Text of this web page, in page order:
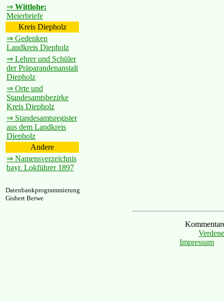
⇒ Wittlohe:
Meierbriefe
Kreis Diepholz
⇒ Gedenken
Landkreis Diepholz
⇒ Lehrer und Schüler
der Präparandenanstalt
Diepholz
⇒ Orte und
Standesamtsbezirke
Kreis Diepholz
⇒ Standesamtsregister
aus dem Landkreis
Diepholz
Andere
⇒ Namensverzeichnis
bayr. Lokführer 1897
Datenbankprogrammierung
Gisbert Berwe
Impressum